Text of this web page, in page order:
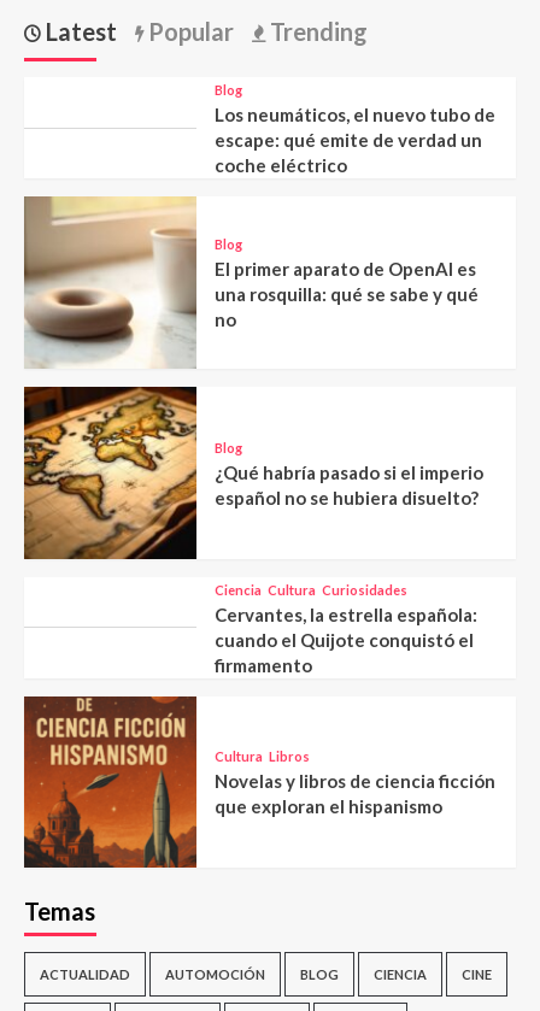
Latest Popular Trending
Blog
Los neumáticos, el nuevo tubo de
escape: qué emite de verdad un
coche eléctrico
Blog
El primer aparato de OpenAI es
una rosquilla: qué se sabe y qué
no
Blog
¿Qué habría pasado si el imperio
español no se hubiera disuelto?
Ciencia Cultura Curiosidades
Cervantes, la estrella española:
cuando el Quijote conquistó el
firmamento
Cultura Libros
Novelas y libros de ciencia ficción
que exploran el hispanismo
Temas
ACTUALIDAD AUTOMOCIÓN BLOG CIENCIA CINE